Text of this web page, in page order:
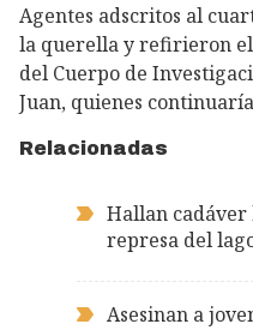
Agentes adscritos al
la querella y refirieron el
del Cuerpo de
Juan, quienes
Relacionadas
Hallan cadáver
represa del
Asesinan a